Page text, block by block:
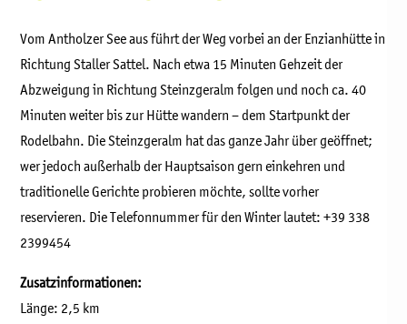
Vom Antholzer See aus führt der Weg vorbei an der Enzianhütte in
Richtung Staller Sattel. Nach etwa 15 Minuten Gehzeit der
Abzweigung in Richtung Steinzgeralm folgen und noch ca. 40
Minuten weiter bis zur Hütte wandern – dem Startpunkt der
Rodelbahn. Die Steinzgeralm hat das ganze Jahr über geöffnet;
wer jedoch außerhalb der Hauptsaison gern einkehren und
traditionelle Gerichte probieren möchte, sollte vorher
reservieren. Die Telefonnummer für den Winter lautet: +39 338
2399454
Zusatzinformationen:
Länge: 2,5 km